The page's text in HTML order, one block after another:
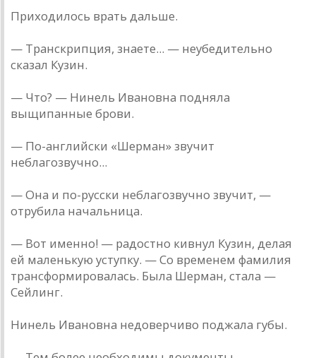
Приходилось врать дальше.
— Транскрипция, знаете... — неубедительно
сказал Кузин.
— Что? — Нинель Ивановна подняла
выщипанные брови.
— По-английски «Шерман» звучит
неблагозвучно...
— Она и по-русски неблагозвучно звучит, —
отрубила начальница.
— Вот именно! — радостно кивнул Кузин, делая
ей маленькую уступку. — Со временем фамилия
трансформировалась. Была Шерман, стала —
Сейлинг.
Нинель Ивановна недоверчиво поджала губы.